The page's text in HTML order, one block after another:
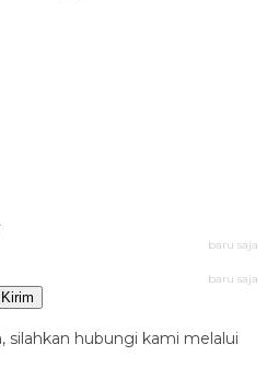
baru saja
baru saja
Kirim
silahkan hubungi kami melalui